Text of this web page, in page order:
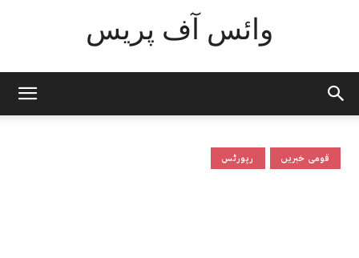
وائس آف پریس
رپورٹس قومی خبریں